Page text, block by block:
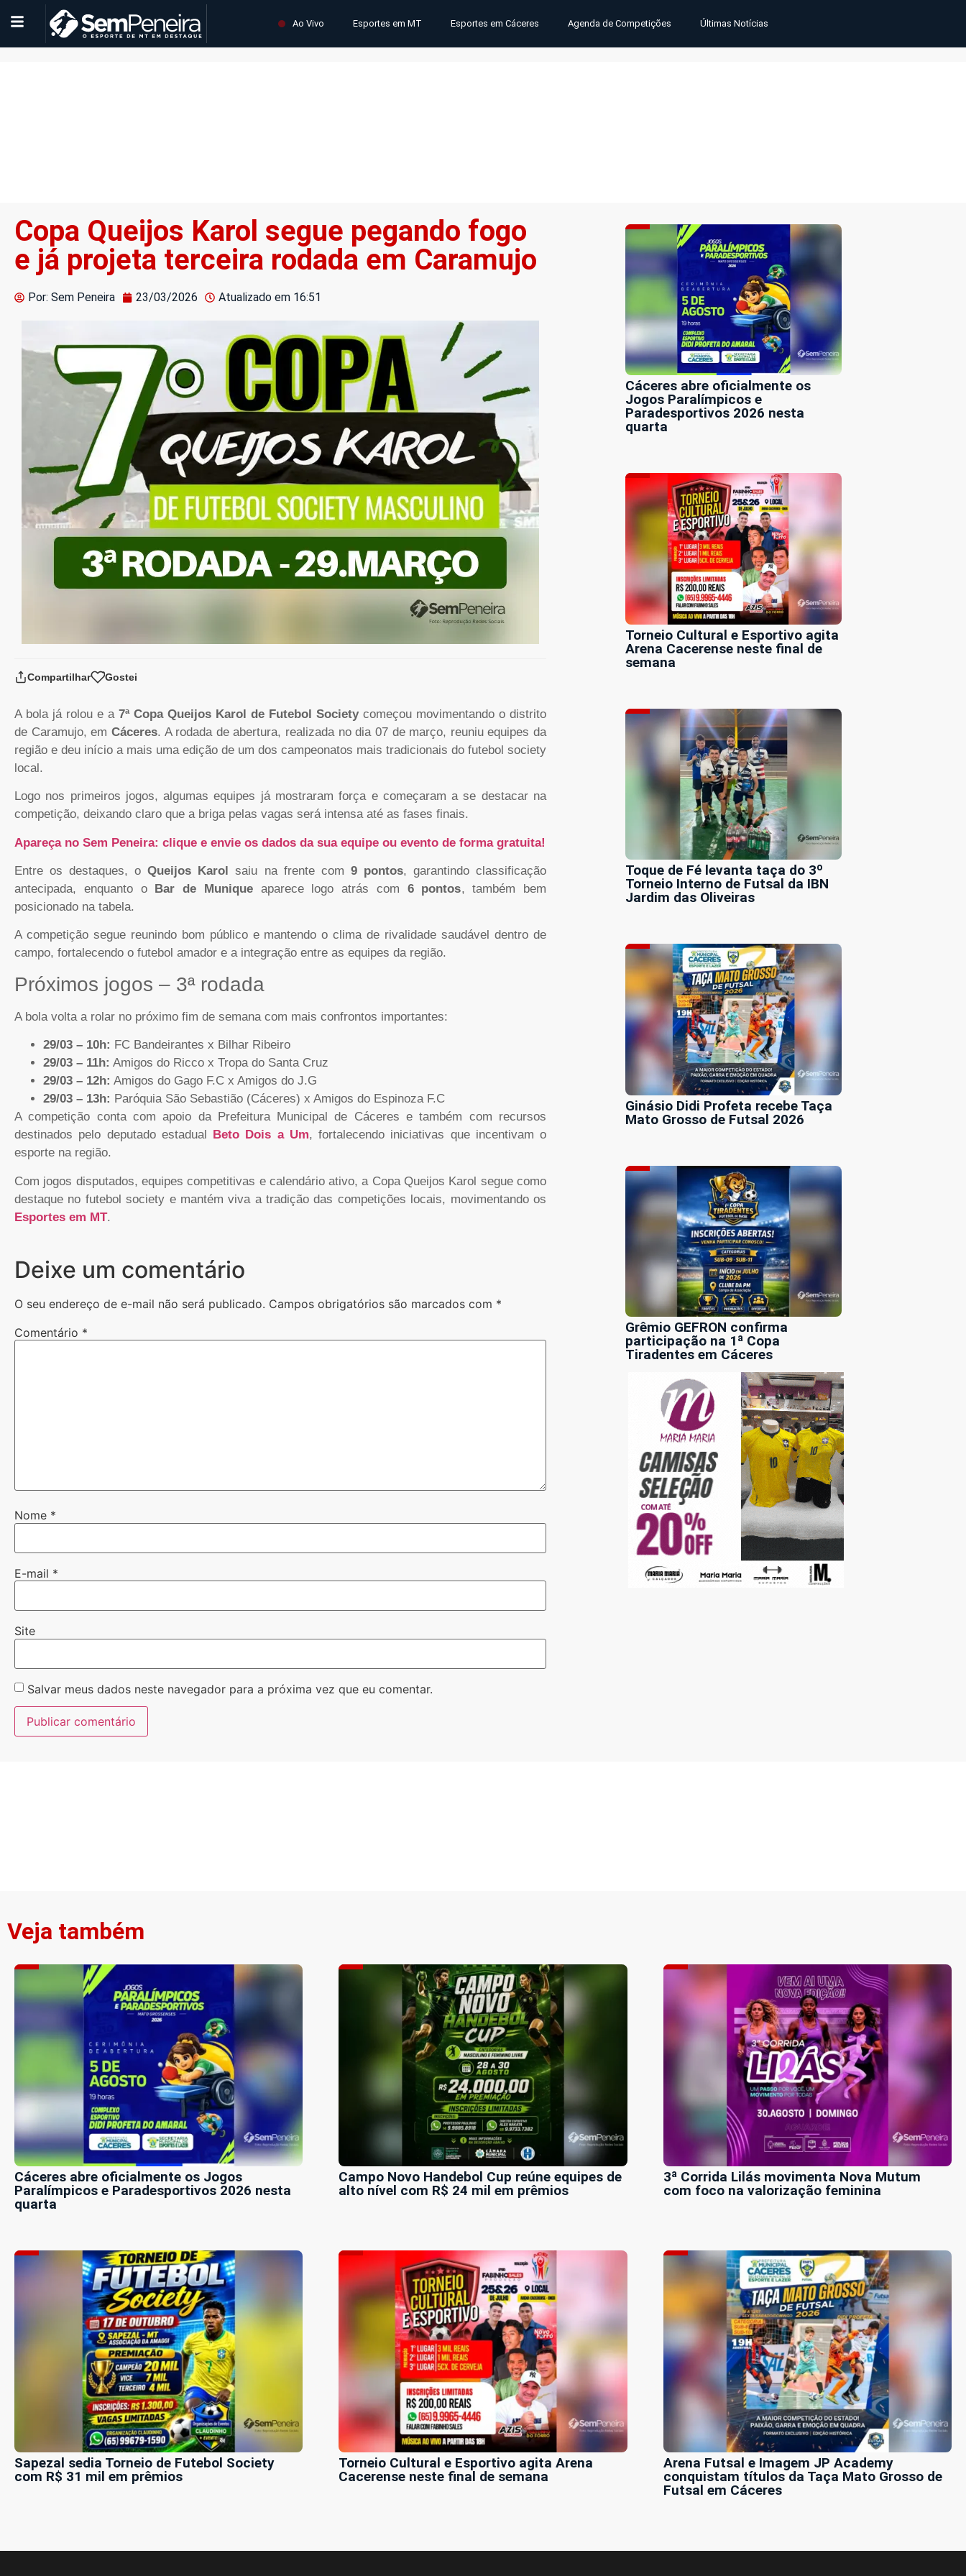
Ao Vivo Esportes em MT Esportes em Cáceres Agenda de Competições Últimas Notícias
Copa Queijos Karol segue pegando fogo
e já projeta terceira rodada em Caramujo
Por: Sem Peneira 23/03/2026 Atualizado em 16:51
Compartilhar Gostei
A bola já rolou e a 7ª Copa Queijos Karol de Futebol Societycomeçou movimentando o distrito
de Caramujo, em Cáceres. A rodada de abertura, realizada no dia 07 de março, reuniu equipes da
região e deu início a mais uma edição de um dos campeonatos mais tradicionais do futebol society
local.
Logo nos primeiros jogos, algumas equipes já mostraram força e começaram a se destacar na
competição, deixando claro que a briga pelas vagas será intensa até as fases finais.
Apareça no Sem Peneira: clique e envie os dados da sua equipe ou evento de forma gratuita!
Entre os destaques, oQueijos Karol saiu na frente com 9 pontos, garantindo classificação
antecipada, enquanto o Bar de Muniqueaparece logo atrás com 6 pontos, também bem
posicionado na tabela.
A competição segue reunindo bom público e mantendo o clima de rivalidade saudável dentro de
campo, fortalecendo o futebol amador e a integração entre as equipes da região.
Próximos jogos – 3ª rodada
A bola volta a rolar no próximo fim de semana com mais confrontos importantes:
29/03 – 10h: FC Bandeirantes x Bilhar Ribeiro
29/03 – 11h: Amigos do Ricco x Tropa do Santa Cruz
29/03 – 12h: Amigos do Gago F.C x Amigos do J.G
29/03 – 13h: Paróquia São Sebastião (Cáceres) x Amigos do Espinoza F.C
A competição conta com apoio da Prefeitura Municipal de Cáceres e também com recursos
destinados pelo deputado estadual
Beto Dois a Um, fortalecendo iniciativas que incentivam o
esporte na região.
Com jogos disputados, equipes competitivas e calendário ativo, a Copa Queijos Karol segue como
destaque no futebol society e mantém viva a tradição das competições locais, movimentando os
Esportes em MT.
Deixe um comentário
O seu endereço de e-mail não será publicado. Campos obrigatórios são marcados com *
Comentário *
Nome *
E-mail *
Site
Salvar meus dados neste navegador para a próxima vez que eu comentar.
Cáceres abre oficialmente os
Jogos Paralímpicos e
Paradesportivos 2026 nesta
quarta
Torneio Cultural e Esportivo agita
Arena Cacerense neste final de
semana
Toque de Fé levanta taça do 3º
Torneio Interno de Futsal da IBN
Jardim das Oliveiras
Ginásio Didi Profeta recebe Taça
Mato Grosso de Futsal 2026
Grêmio GEFRON confirma
participação na 1ª Copa
Tiradentes em Cáceres
Veja também
Cáceres abre oficialmente os Jogos
Paralímpicos e Paradesportivos 2026 nesta
quarta
Campo Novo Handebol Cup reúne equipes de
alto nível com R$ 24 mil em prêmios
3ª Corrida Lilás movimenta Nova Mutum
com foco na valorização feminina
Sapezal sedia Torneio de Futebol Society
com R$ 31 mil em prêmios
Torneio Cultural e Esportivo agita Arena
Cacerense neste final de semana
Arena Futsal e Imagem JP Academy
conquistam títulos da Taça Mato Grosso de
Futsal em Cáceres